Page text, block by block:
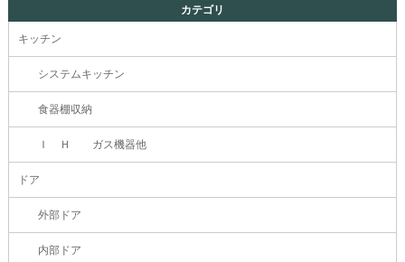
カテゴリ
キッチン
システムキッチン
食器棚収納
Ｉ Ｈ ガス機器他
ドア
外部ドア
内部ドア